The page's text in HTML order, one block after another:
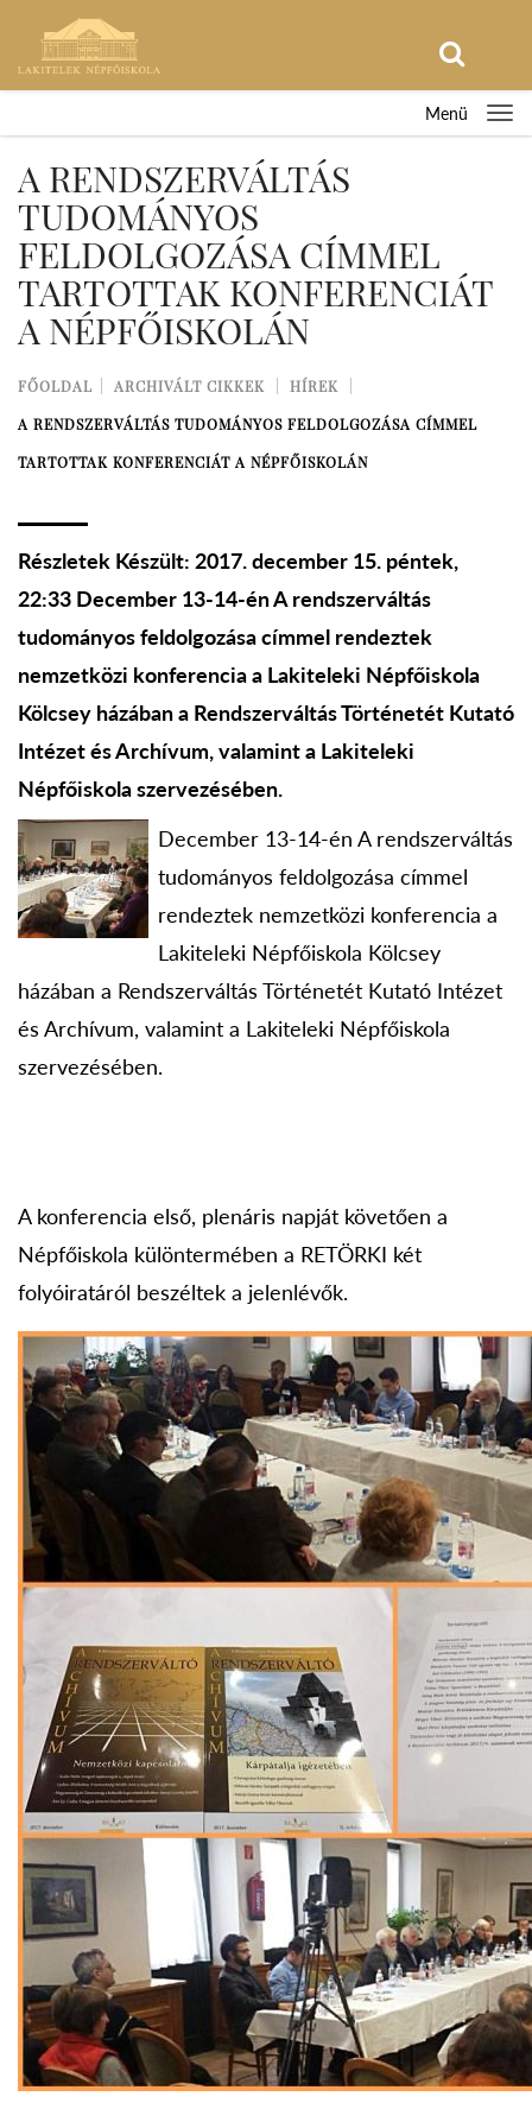
Menü
A RENDSZERVÁLTÁS
TUDOMÁNYOS
FELDOLGOZÁSA CÍMMEL
TARTOTTAK KONFERENCIÁT
A NÉPFŐISKOLÁN
FŐOLDAL ARCHIVÁLT CIKKEK
HÍREK
A RENDSZERVÁLTÁS TUDOMÁNYOS FELDOLGOZÁSA CÍMMEL
TARTOTTAK KONFERENCIÁT A NÉPFŐISKOLÁN
Részletek Készült: 2017. december 15. péntek,
22:33 December 13-14-én A rendszerváltás
tudományos feldolgozása címmel rendeztek
nemzetközi konferencia a Lakiteleki Népfőiskola
Kölcsey házában a Rendszerváltás Történetét Kutató
Intézet és Archívum, valamint a Lakiteleki
Népfőiskola szervezésében.
December 13-14-én A rendszerváltás
tudományos feldolgozása címmel
rendeztek nemzetközi konferencia a
Lakiteleki Népfőiskola Kölcsey
házában a Rendszerváltás Történetét Kutató Intézet
és Archívum, valamint a Lakiteleki Népfőiskola
szervezésében.
A konferencia első, plenáris napját követően a
Népfőiskola különtermében a RETÖRKI két
folyóiratáról beszéltek a jelenlévők.